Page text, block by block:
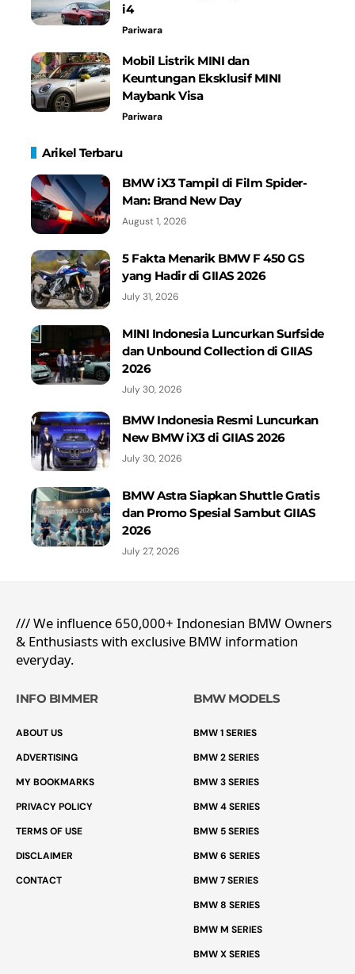
i4
Pariwara
Mobil Listrik MINI dan
Keuntungan Eksklusif MINI
Maybank Visa
Pariwara
Arikel Terbaru
BMW iX3 Tampil di Film Spider-
Man: Brand New Day
August 1, 2026
5 Fakta Menarik BMW F 450 GS
yang Hadir di GIIAS 2026
July 31, 2026
MINI Indonesia Luncurkan Surfside
dan Unbound Collection di GIIAS
2026
July 30, 2026
BMW Indonesia Resmi Luncurkan
New BMW iX3 di GIIAS 2026
July 30, 2026
BMW Astra Siapkan Shuttle Gratis
dan Promo Spesial Sambut GIIAS
2026
July 27, 2026
/// We influence 650,000+ Indonesian BMW Owners
& Enthusiasts with exclusive BMW information
everyday.
INFO BIMMER
ABOUT US
ADVERTISING
MY BOOKMARKS
PRIVACY POLICY
TERMS OF USE
DISCLAIMER
CONTACT
BMW MODELS
BMW 1 SERIES
BMW 2 SERIES
BMW 3 SERIES
BMW 4 SERIES
BMW 5 SERIES
BMW 6 SERIES
BMW 7 SERIES
BMW 8 SERIES
BMW M SERIES
BMW X SERIES